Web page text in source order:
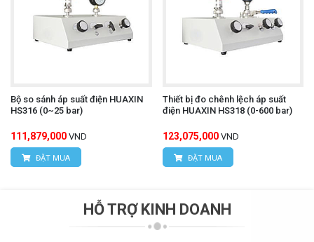
Bộ so sánh áp suất điện HUAXIN
HS316 (0~25 bar)
111,879,000 VND
ĐẶT MUA
Thiết bị đo chênh lệch áp suất
điện HUAXIN HS318 (0-600 bar)
123,075,000 VND
ĐẶT MUA
HỖ TRỢ KINH DOANH